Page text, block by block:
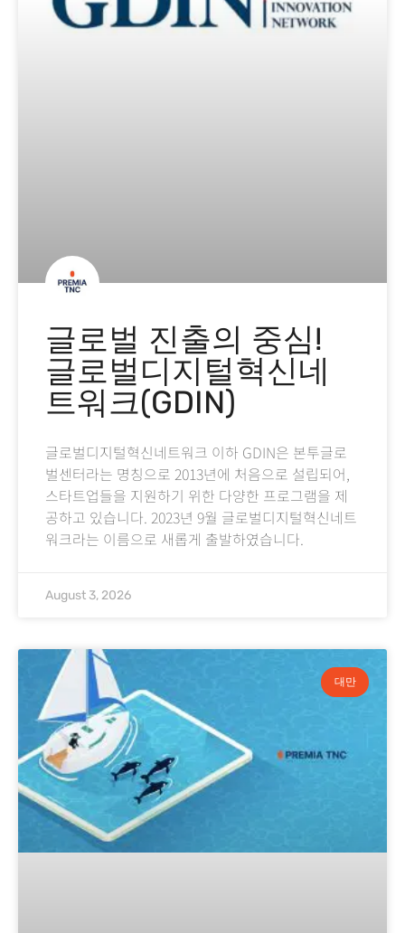
글로벌 진출의 중심!
글로벌디지털혁신네
트워크(GDIN)
글로벌디지털혁신네트워크 이하 GDIN은 본투글로
벌센터라는 명칭으로 2013년에 처음으로 설립되어,
스타트업들을 지원하기 위한 다양한 프로그램을 제
공하고 있습니다. 2023년 9월 글로벌디지털혁신네트
워크라는 이름으로 새롭게 출발하였습니다.
August 3, 2026
대만